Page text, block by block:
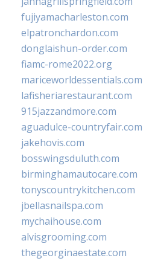
fujiyamacharleston.com
elpatronchardon.com
donglaishun-order.com
fiamc-rome2022.org
mariceworldessentials.com
lafisheriarestaurant.com
915jazzandmore.com
aguadulce-countryfair.com
jakehovis.com
bosswingsduluth.com
birminghamautocare.com
tonyscountrykitchen.com
jbellasnailspa.com
mychaihouse.com
alvisgrooming.com
thegeorginaestate.com